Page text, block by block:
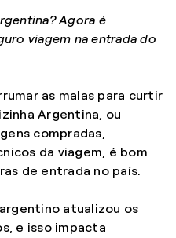
Agora é
viagem na entrada do
as malas para curtir
Argentina, ou
compradas,
da viagem, é bom
de entrada no país.
atualizou os
e isso impacta